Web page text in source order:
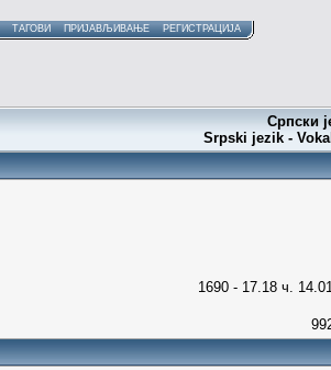
ТАГОВИ ПРИЈАВЉИВАЊЕ РЕГИСТРАЦИЈА
Српски
Srpski jezik -
1690 - 17.18 ч.